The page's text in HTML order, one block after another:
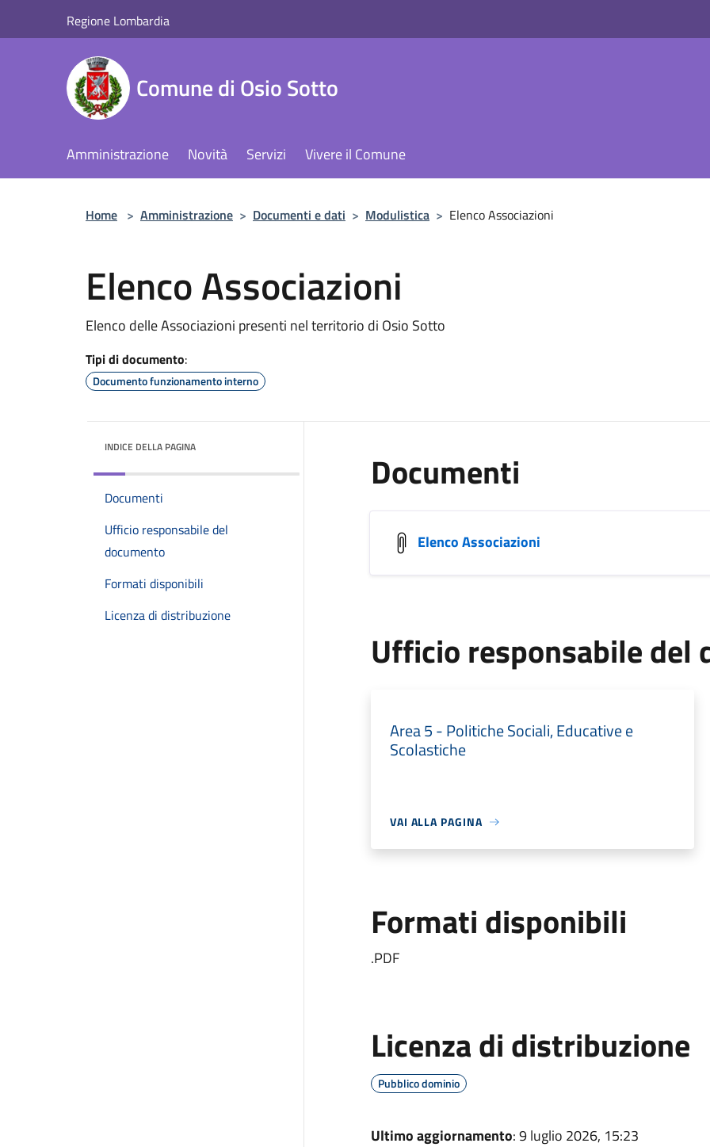
Regione Lombardia
Comune di Osio Sotto
Amministrazione Novità Servizi Vivere il Comune
Home > Amministrazione > Documenti e dati > Modulistica > Elenco Associazioni
Elenco Associazioni
Elenco delle Associazioni presenti nel territorio di Osio Sotto
Tipi di documento:
Documento funzionamento interno
INDICE DELLA PAGINA
Documenti
Ufficio responsabile del
documento
Formati disponibili
Licenza di distribuzione
Documenti
Elenco Associazioni
Ufficio responsabile del
Area 5 - Politiche Sociali, Educative e
Scolastiche
VAI ALLA PAGINA
Formati disponibili
.PDF
Licenza di distribuzione
Pubblico dominio
Ultimo aggiornamento: 9 luglio 2026, 15:23